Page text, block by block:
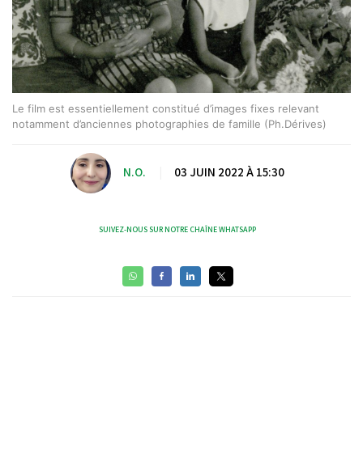
Le film est essentiellement constitué d’images fixes relevant
notamment d’anciennes photographies de famille (Ph.Dérives)
N.O. 03 JUIN 2022 À 15:30
SUIVEZ-NOUS SUR NOTRE CHAÎNE WHATSAPP